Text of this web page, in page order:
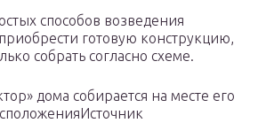
способов возведения
готовую конструкцию,
собрать согласно схеме.
дома собирается на месте его